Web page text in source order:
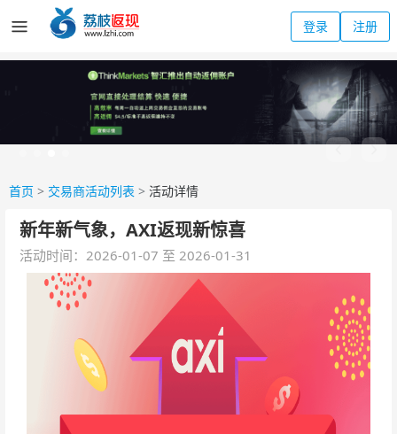
登录 注册
首页 > 交易商活动列表 > 活动详情
新年新气象，AXI返现新惊喜
活动时间：2026-01-07 至 2026-01-31